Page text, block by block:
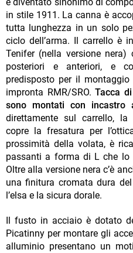
in stile 1911. La canna è
tutta lunghezza in un solo
ciclo dell’arma. Il carrello è
Tenifer (nella versione
posteriori e anteriori, e
predisposto per il
impronta RMR/SRO.Tacca
sono montati con incastro
direttamente sul carrello,
copre la fresatura per
prossimità della volata, è
passanti a forma di L che lo
Oltre alla versione nera c’è
una finitura cromata dura
l’elsa e la sicura dorale.
Il fusto in acciaio è dotato
Picatinny per montare gli
alluminio presentano un